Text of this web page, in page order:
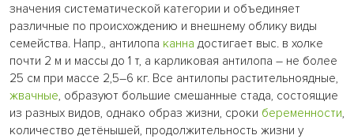
значения систематической категории и объединяет
различные по происхождению и внешнему облику виды
семейства. Напр., антилопа канна достигает выс. в холке
почти 2 м и массы до 1 т, а карликовая антилопа – не более
25 см при массе 2,5–6 кг. Все антилопы растительноядные,
жвачные, образуют большие смешанные стада, состоящие
из разных видов, однако образ жизни, сроки беременности,
количество детёнышей, продолжительность жизни у